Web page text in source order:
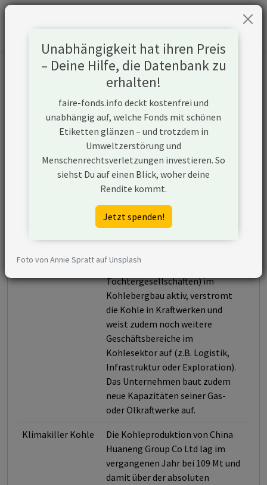
Informationen zum Unternehmen
China Huaneng Group Co Ltd
https://www.chng.com.cn
Konflikte
China Huaneng Group Co Ltd ist
ein Unternehmen aus China, das
sein Geschäft entlang der
Wertschöpfungskette von Kohle
Group Co Ltd ist (ggf. über
Tochtergesellschaften) im
Kohlebergbau aktiv, verstromt
die Kohle in Kraftwerken und
weist zudem noch weitere
Geschäftsbereiche im
Kohlesektor auf (z.B. Logistik,
Infrastruktur oder Exploration).
Das Unternehmen baut zudem
neue Kapazitäten seiner Gas-
oder Ölkraftwerke auf.
Klimakiller Kohle
Die Kohleproduktion von China
Huaneng Group Co Ltd lag im
vergangenen Jahr bei 109 Mt und
damit über der absoluten
Unabhängigkeit hat ihren Preis
– Deine Hilfe, die Datenbank zu
erhalten!
faire-fonds.info deckt kostenfrei und
unabhängig auf, welche Fonds mit schönen
Etiketten glänzen – und trotzdem in
Umweltzerstörung und
Menschenrechtsverletzungen investieren. So
siehst Du auf einen Blick, woher deine
Rendite kommt.
Jetzt spenden!
Foto von Annie Spratt auf Unsplash